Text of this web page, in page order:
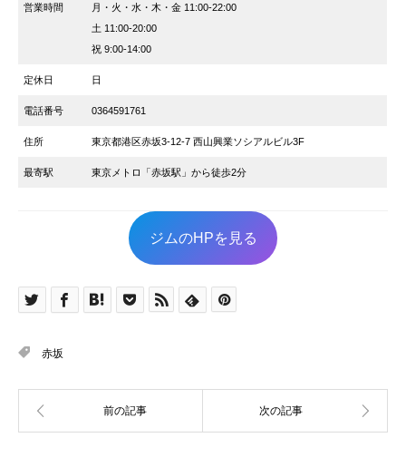
営業時間
月・火・水・木・金 11:00-22:00
土 11:00-20:00
祝 9:00-14:00
定休日 日
電話番号 0364591761
住所 東京都港区赤坂3-12-7 西山興業ソシアルビル3F
最寄駅 東京メトロ「赤坂駅」から徒歩2分
ジムのHPを見る
赤坂